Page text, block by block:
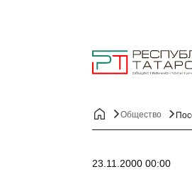
Общество
23.11.2000 00:00